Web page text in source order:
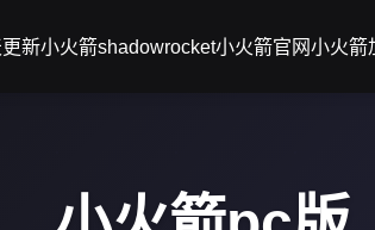
新小火箭shadowrocket小火箭官网小火箭